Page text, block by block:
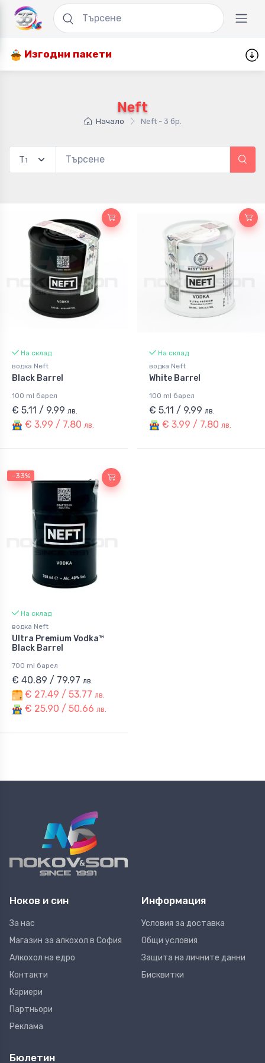
Изгодни пакети
Neft
Начало Neft - 3 бр.
На склад
водка Neft
Black Barrel
100 ml барел
€ 5.11 / 9.99 лв.
€ 3.99 / 7.80 лв.
На склад
водка Neft
White Barrel
100 ml барел
€ 5.11 / 9.99 лв.
€ 3.99 / 7.80 лв.
-33%
На склад
водка Neft
Ultra Premium Vodka™
Black Barrel
700 ml барел
€ 40.89 / 79.97 лв.
€ 27.49 / 53.77 лв.
€ 25.90 / 50.66 лв.
Ноков и син
За нас
Магазин за алкохол в София
Алкохол на едро
Контакти
Кариери
Партньори
Реклама
Информация
Условия за доставка
Общи условия
Защита на личните данни
Бисквитки
Бюлетин